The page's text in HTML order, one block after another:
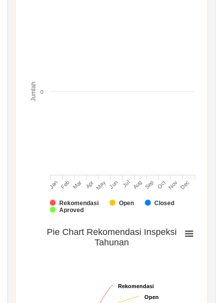
Jumlah
Rekomendasi Open
Closed
Aproved
Jan Feb Mar Apr May Jun Jul Aug Sep Oct Nov Dec
0
Pie Chart Rekomendasi Inspeksi
Tahunan
Rekomendasi
Rekomendasi
Open
Open